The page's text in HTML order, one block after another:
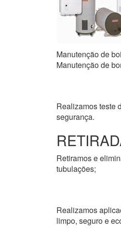
Manutenção de
Manutenção de
Realizamos teste
segurança.
Retiramos e
tubulações;
Realizamos
limpo, seguro e